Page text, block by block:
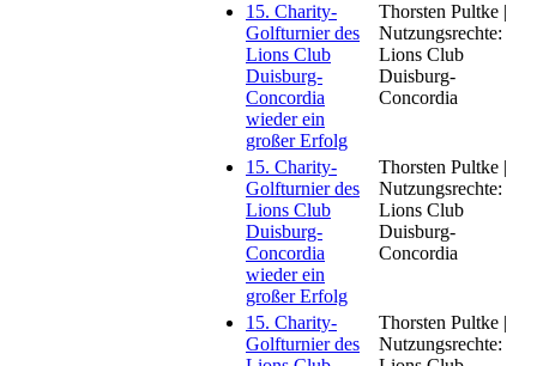
15. Charity-
Golfturnier des
Lions Club
Duisburg-
Concordia
wieder ein
großer Erfolg
Thorsten Pultke |
Nutzungsrechte:
Lions Club
Duisburg-
Concordia
15. Charity-
Golfturnier des
Lions Club
Duisburg-
Concordia
wieder ein
großer Erfolg
Thorsten Pultke |
Nutzungsrechte:
Lions Club
Duisburg-
Concordia
15. Charity-
Golfturnier des
Thorsten Pultke |
Nutzungsrechte: